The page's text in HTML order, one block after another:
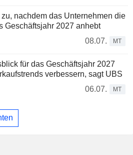
nachdem das Unternehmen die
Geschäftsjahr 2027 anhebt
08.07.
MT
für das Geschäftsjahr 2027
verbessern, sagt UBS
06.07.
MT